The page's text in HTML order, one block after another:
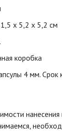
х 5,2 х 5,2 см
коробка
4 мм.